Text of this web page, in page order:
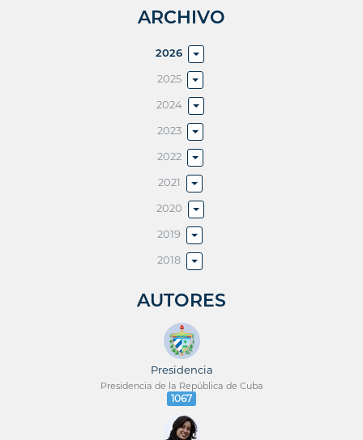
ARCHIVO
2026
2025
2024
2023
2022
2021
2020
2019
2018
AUTORES
Presidencia
Presidencia de la República de Cuba
1067